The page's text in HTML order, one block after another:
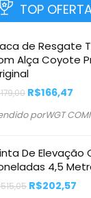
TOP
de Resgate
Alça Coyote
179,00 O
original
era:
R$166,47
porWGT
De Elevação
4,5
515,05 O
R$202,57